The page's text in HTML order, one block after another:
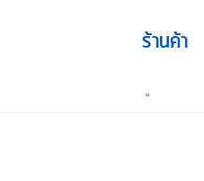
ร้านค้า